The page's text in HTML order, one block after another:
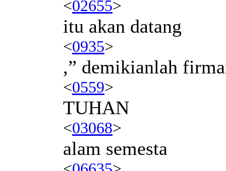
<02655>
itu akan datang
<0935>
,” demikianlah
<0559>
TUHAN
<03068>
alam semesta